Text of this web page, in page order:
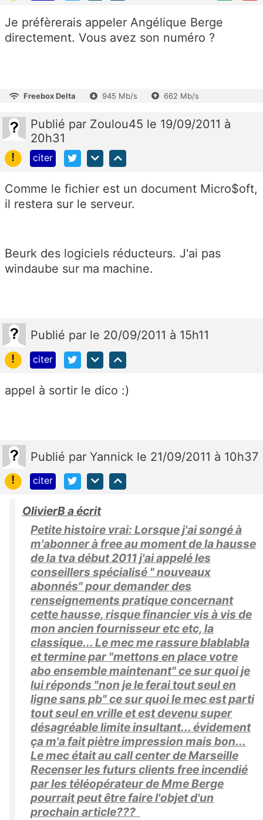
Je préfèrerais appeler Angélique Berge
directement. Vous avez son numéro ?
Freebox Delta 945 Mb/s 662 Mb/s
Publié par Zoulou45 le 19/09/2011 à
20h31
!
citer
Comme le fichier est un document Micro$oft,
il restera sur le serveur.
Beurk des logiciels réducteurs. J'ai pas
windaube sur ma machine.
Publié par le 20/09/2011 à 15h11
!
citer
appel à sortir le dico :)
Publié par Yannick le 21/09/2011 à 10h37
!
citer
OlivierB a écrit
Petite histoire vrai: Lorsque j'ai songé à
m'abonner à free au moment de la hausse
de la tva début 2011 j'ai appelé les
conseillers spécialisé " nouveaux
abonnés" pour demander des
renseignements pratique concernant
cette hausse, risque financier vis à vis de
mon ancien fournisseur etc etc, la
classique... Le mec me rassure blablabla
et termine par "mettons en place votre
abo ensemble maintenant" ce sur quoi je
lui réponds "non je le ferai tout seul en
ligne sans pb" ce sur quoi le mec est parti
tout seul en vrille et est devenu super
désagréable limite insultant... évidement
ça m'a fait piètre impression mais bon...
Le mec était au call center de Marseille
Recenser les futurs clients free incendié
par les téléopérateur de Mme Berge
pourrait peut être faire l'objet d'un
prochain article???